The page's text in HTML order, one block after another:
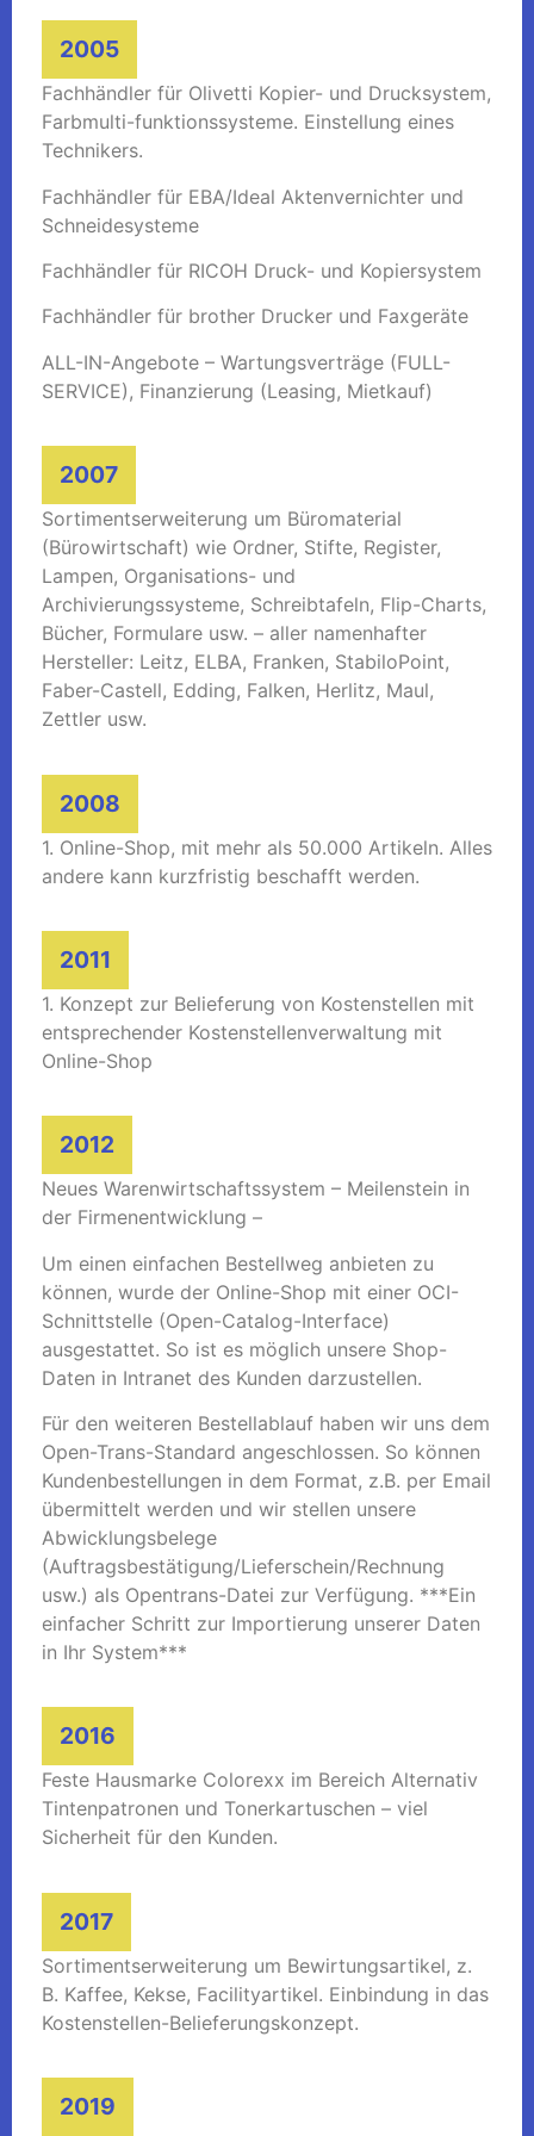
2005
Fachhändler für Olivetti Kopier- und Drucksystem,
Farbmulti-funktionssysteme. Einstellung eines
Technikers.
Fachhändler für EBA/Ideal Aktenvernichter und
Schneidesysteme
Fachhändler für RICOH Druck- und Kopiersystem
Fachhändler für brother Drucker und Faxgeräte
ALL-IN-Angebote – Wartungsverträge (FULL-
SERVICE), Finanzierung (Leasing, Mietkauf)
2007
Sortimentserweiterung um Büromaterial
(Bürowirtschaft) wie Ordner, Stifte, Register,
Lampen, Organisations- und
Archivierungssysteme, Schreibtafeln, Flip-Charts,
Bücher, Formulare usw. – aller namenhafter
Hersteller: Leitz, ELBA, Franken, StabiloPoint,
Faber-Castell, Edding, Falken, Herlitz, Maul,
Zettler usw.
2008
1. Online-Shop, mit mehr als 50.000 Artikeln. Alles
andere kann kurzfristig beschafft werden.
2011
1. Konzept zur Belieferung von Kostenstellen mit
entsprechender Kostenstellenverwaltung mit
Online-Shop
2012
Neues Warenwirtschaftssystem – Meilenstein in
der Firmenentwicklung –
Um einen einfachen Bestellweg anbieten zu
können, wurde der Online-Shop mit einer OCI-
Schnittstelle (Open-Catalog-Interface)
ausgestattet. So ist es möglich unsere Shop-
Daten in Intranet des Kunden darzustellen.
Für den weiteren Bestellablauf haben wir uns dem
Open-Trans-Standard angeschlossen. So können
Kundenbestellungen in dem Format, z.B. per Email
übermittelt werden und wir stellen unsere
Abwicklungsbelege
(Auftragsbestätigung/Lieferschein/Rechnung
usw.) als Opentrans-Datei zur Verfügung. ***Ein
einfacher Schritt zur Importierung unserer Daten
in Ihr System***
2016
Feste Hausmarke Colorexx im Bereich Alternativ
Tintenpatronen und Tonerkartuschen – viel
Sicherheit für den Kunden.
2017
Sortimentserweiterung um Bewirtungsartikel, z.
B. Kaffee, Kekse, Facilityartikel. Einbindung in das
Kostenstellen-Belieferungskonzept.
2019